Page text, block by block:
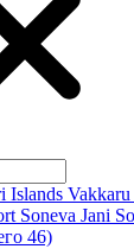
Islands
Soneva Jani
46)